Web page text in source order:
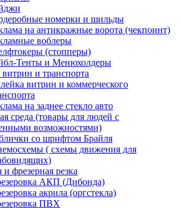
номерки и шильды
на антикражные ворота (чекпоинт)
воблеры
(стопперы)
Тенты и Менюхолдеры
и транспорта
витрин и коммерческого
на заднее стекло авто
среда (товары для людей с
возможностями)
со шрифтом Брайля
( схемы движения для
и фрезерная резка
АКП (Дибонда)
акрила (оргстекла)
ПВХ